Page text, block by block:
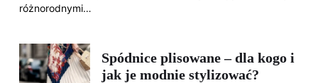
różnorodnymi…
Spódnice plisowane – dla kogo i
jak je modnie stylizować?